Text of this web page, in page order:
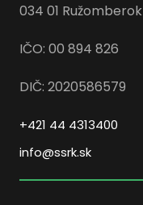
034 01 Ružomberok
IČO: 00 894 826
DIČ: 2020586579
+421 44 4313400
info@ssrk.sk